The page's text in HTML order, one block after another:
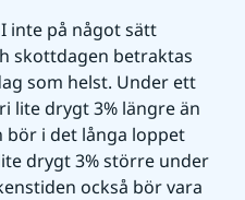
inte på något sätt
skottdagen betraktas
som helst. Under ett
lite drygt 3% längre än
bör i det långa loppet
drygt 3% större under
också bör vara